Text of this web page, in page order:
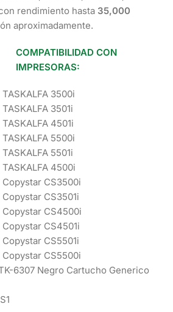
rendimiento hasta 35,000
aproximadamente.
COMPATIBILIDAD CON
IMPRESORAS:
3500i
3501i
4501i
5500i
5501i
4500i
CS3500i
CS3501i
CS4500i
CS4501i
CS5501i
CS5500i
6307 Negro Cartucho Generico